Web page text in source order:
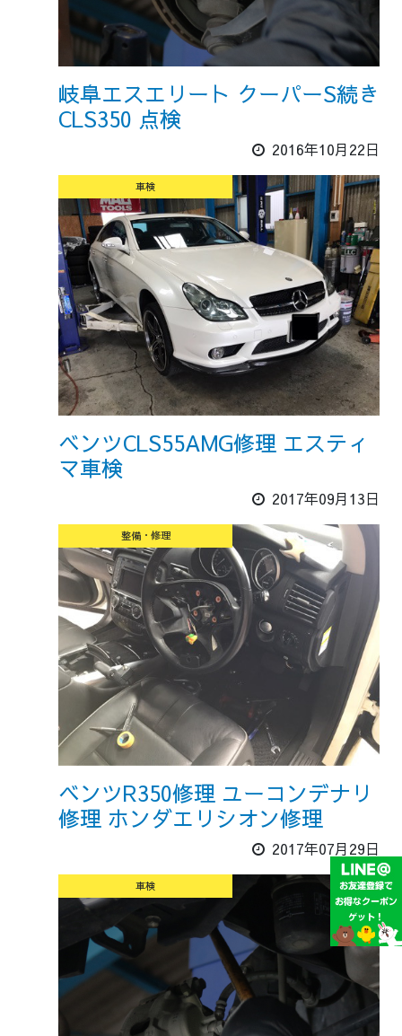
岐阜エスエリート クーパーS続き
CLS350 点検
2016年10月22日
車検
ベンツCLS55AMG修理 エスティ
マ車検
2017年09月13日
整備・修理
ベンツR350修理 ユーコンデナリ
修理 ホンダエリシオン修理
2017年07月29日
車検